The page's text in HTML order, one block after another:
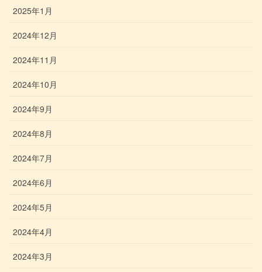
2025年1月
2024年12月
2024年11月
2024年10月
2024年9月
2024年8月
2024年7月
2024年6月
2024年5月
2024年4月
2024年3月